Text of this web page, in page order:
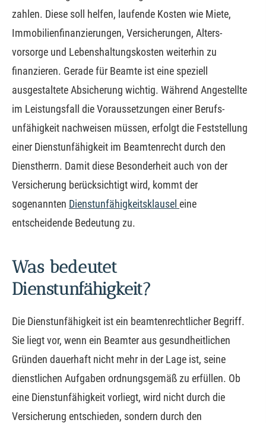
zahlen. Diese soll helfen, laufende Kosten wie Miete,
Immobilienfinanzierungen, Versicherungen, Alters­
vorsorge und Lebenshaltungskosten weiterhin zu
finanzieren. Gerade für Beamte ist eine speziell
ausgestaltete Absicherung wichtig. Während Angestellte
im Leistungsfall die Voraussetzungen einer Berufs­
unfähig­keit nachweisen müssen, erfolgt die Feststellung
einer Dienstunfähigkeit im Beamtenrecht durch den
Dienstherrn. Damit diese Besonderheit auch von der
Versicherung berücksichtigt wird, kommt der
sogenannten Dienstunfähigkeitsklausel eine
entscheidende Bedeutung zu.
Was bedeutet
Dienstunfähigkeit?
Die Dienstunfähigkeit ist ein beamtenrechtlicher Begriff.
Sie liegt vor, wenn ein Beamter aus gesundheitlichen
Gründen dauerhaft nicht mehr in der Lage ist, seine
dienstlichen Aufgaben ordnungsgemäß zu erfüllen. Ob
eine Dienstunfähigkeit vorliegt, wird nicht durch die
Versicherung entschieden, sondern durch den